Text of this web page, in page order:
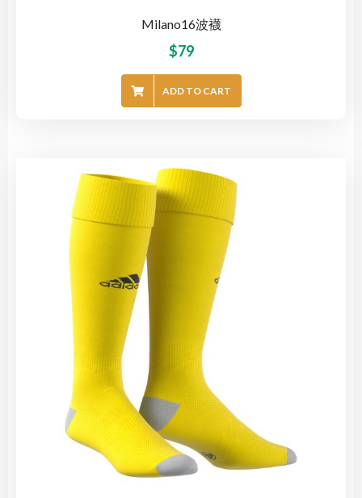
Milano16波襪
$79
ADD TO CART